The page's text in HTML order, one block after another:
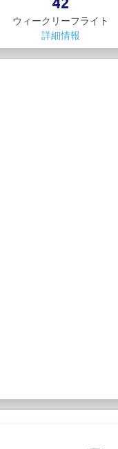
ウィークリーフライト
詳細情報